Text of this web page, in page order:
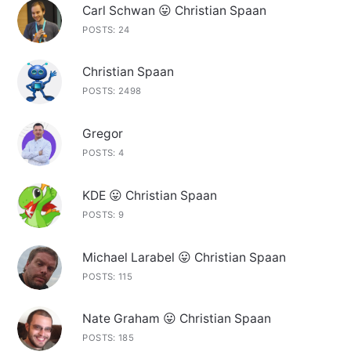
Carl Schwan 😛 Christian Spaan
POSTS: 24
Christian Spaan
POSTS: 2498
Gregor
POSTS: 4
KDE 😛 Christian Spaan
POSTS: 9
Michael Larabel 😛 Christian Spaan
POSTS: 115
Nate Graham 😛 Christian Spaan
POSTS: 185